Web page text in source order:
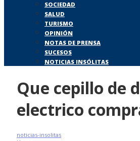
SOCIEDAD
SALUD
TURISMO
OPINIÓN
NOTAS DE PRENSA
SUCESOS
NOTICIAS INSÓLITAS
Que cepillo de
electrico
noticias-insolitas